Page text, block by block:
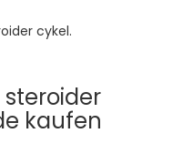
cykel.
kaufen